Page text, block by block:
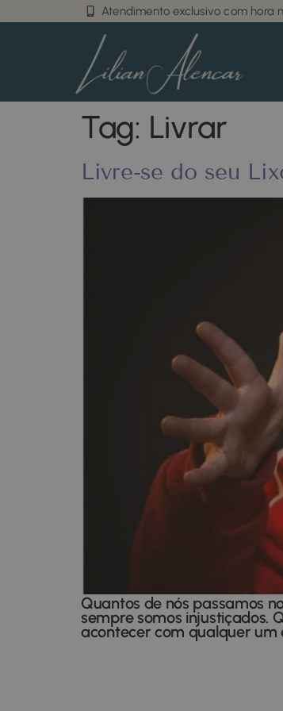
Atendimento exclusivo com hora
Tag: Livrar
Livre-se do seu
Quantos de nós passamos
sempre somos injustiçados.
acontecer com qualquer um